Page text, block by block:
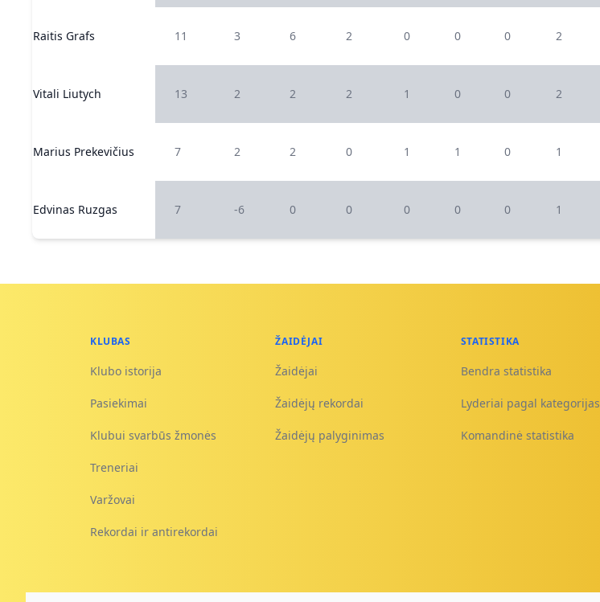
Raitis Grafs 11 3 6 2 0 0 0 2
Vitali Liutych 13 2 2 2 1 0 0 2
Marius Prekevičius 7 2 2 0 1 1 0 1
Edvinas Ruzgas 7 -6 0 0 0 0 0 1
KLUBAS
Klubo istorija
Pasiekimai
Klubui svarbūs žmonės
Treneriai
Varžovai
Rekordai ir antirekordai
ŽAIDĖJAI
Žaidėjai
Žaidėjų rekordai
Žaidėjų palyginimas
STATISTIKA
Bendra statistika
Lyderiai pagal kategorijas
Komandinė statistika